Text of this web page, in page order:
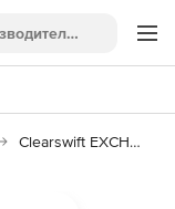
Clearswift EXCHANGE manager